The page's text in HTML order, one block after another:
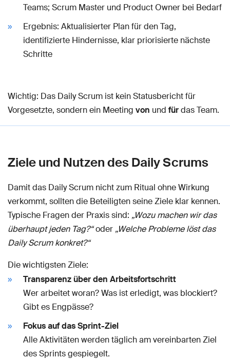
Teams; Scrum Master und Product Owner bei Bedarf
Ergebnis: Aktualisierter Plan für den Tag,
identifizierte Hindernisse, klar priorisierte nächste
Schritte
Wichtig: Das Daily Scrum ist kein Statusbericht für
Vorgesetzte, sondern ein Meeting von und fürdas Team.
Ziele und Nutzen des Daily Scrums
Damit das Daily Scrum nicht zum Ritual ohne Wirkung
verkommt, sollten die Beteiligten seine Ziele klar kennen.
Typische Fragen der Praxis sind: „Wozu machen wir das
überhaupt jeden Tag?“oder „Welche Probleme löst das
Daily Scrum konkret?“
Die wichtigsten Ziele:
Transparenz über den Arbeitsfortschritt
Wer arbeitet woran? Was ist erledigt, was blockiert?
Gibt es Engpässe?
Fokus auf das Sprint-Ziel
Alle Aktivitäten werden täglich am vereinbarten Ziel
des Sprints gespiegelt.